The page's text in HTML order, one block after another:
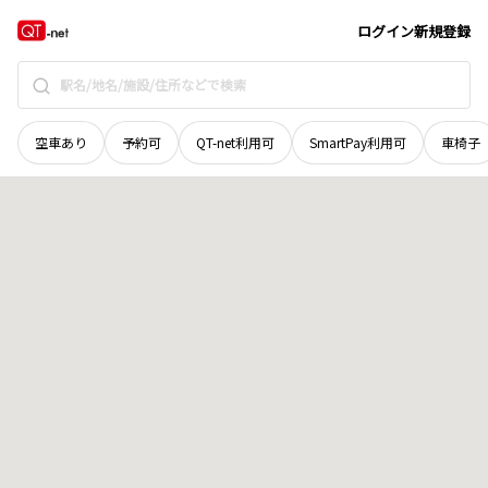
ログイン新規登録
空車あり 予約可 QT-net利用可 SmartPay利用可 車椅子
青森県